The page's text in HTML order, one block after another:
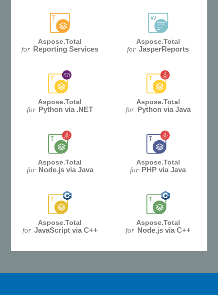
Aspose.Total
for Reporting Services
Aspose.Total
for JasperReports
Aspose.Total
for Python via .NET
Aspose.Total
for Python via Java
Aspose.Total
for Node.js via Java
Aspose.Total
for PHP via Java
Aspose.Total
for JavaScript via C++
Aspose.Total
for Node.js via C++